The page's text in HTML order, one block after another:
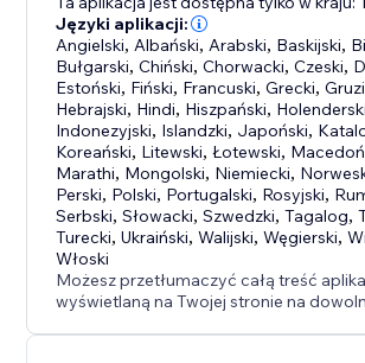
Języki aplikacji:
Angielski, Albański, Arabski, Baskijski,
Bułgarski,Chiński,Chorwacki,Czeski,
Estoński, Fiński, Francuski,Grecki,
Hebrajski, Hindi, Hiszpański, Holenderski
Indonezyjski, Islandzki, Japoński,
Koreański, Litewski,Łotewski,
Marathi, Mongolski, Niemiecki,
Perski, Polski, Portugalski, Rosyjski,
Serbski,Słowacki,Szwedzki,Tagalog,
Turecki,Ukraiński,Walijski,Węgierski,
Włoski
Możesz przetłumaczyć całą treść
wyświetlaną na Twojej stronie na